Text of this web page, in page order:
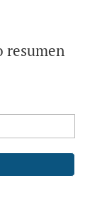
resumen